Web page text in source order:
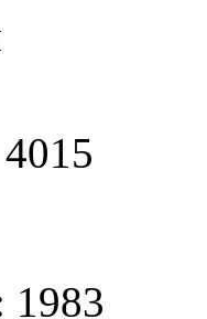
1983